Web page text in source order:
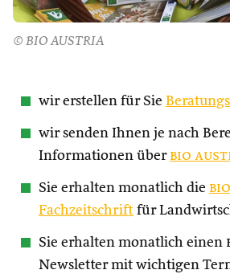
© BIO AUSTRIA
wir erstellen für Sie
wir senden Ihnen je nach
Informationen über bio
Sie erhalten monatlich die
Fachzeitschrift für
Sie erhalten monatlich einen
Newsletter mit wichtigen